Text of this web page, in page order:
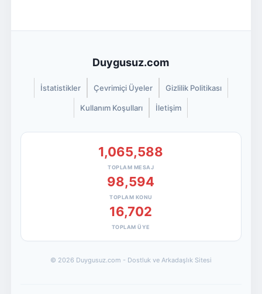
Duygusuz.com
İstatistikler Çevrimiçi Üyeler Gizlilik Politikası
Kullanım Koşulları İletişim
1,065,588
TOPLAM MESAJ
98,594
TOPLAM KONU
16,702
TOPLAM ÜYE
© 2026 Duygusuz.com - Dostluk ve Arkadaşlık Sitesi